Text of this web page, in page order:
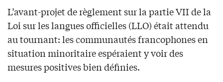
L’avant-projet de règlement sur la partie VII de la
Loi sur les langues officielles (LLO) était attendu
au tournant: les communautés francophones en
situation minoritaire espéraient y voir des
mesures positives bien définies.